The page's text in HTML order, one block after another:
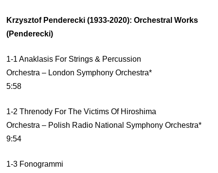
Krzysztof Penderecki (1933-2020): Orchestral Works
(Penderecki)
1-1 Anaklasis For Strings & Percussion
Orchestra – London Symphony Orchestra*
5:58
1-2 Threnody For The Victims Of Hiroshima
Orchestra – Polish Radio National Symphony Orchestra*
9:54
1-3 Fonogrammi